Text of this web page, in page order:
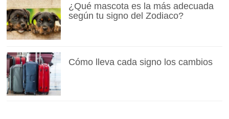
¿Qué mascota es la más adecuada
según tu signo del Zodiaco?
Cómo lleva cada signo los cambios